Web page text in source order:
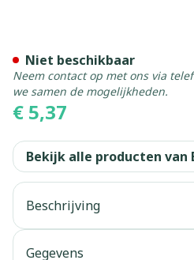
€ 5,37
Niet beschikbaar
Neem contact op met ons via
we samen de mogelijkheden.
Bekijk alle producten van
Beschrijving
Gegevens